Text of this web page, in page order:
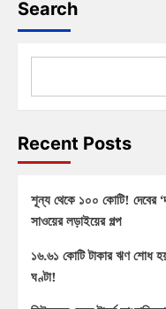
Search
Recent Posts
শূন্য থেকে ১০০ কোটি! দেবের
সাওয়ের লড়াইয়ের গল্প
১৬.৬১ কোটি টাকার ঋণ শোধ
ঘণ্টা!